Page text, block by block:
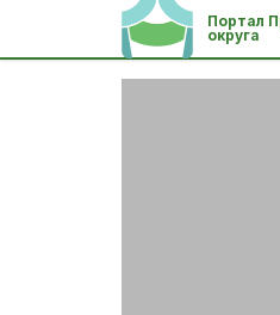
Портал
округа